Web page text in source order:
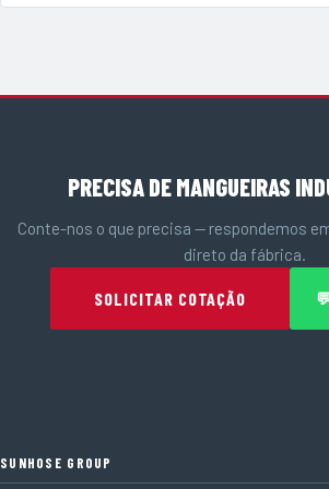
PRECISA DE MANGUEIRAS
Conte-nos o que precisa — respondemos
direto da fábrica.
SOLICITAR COTAÇÃO
SUNHOSE GROUP